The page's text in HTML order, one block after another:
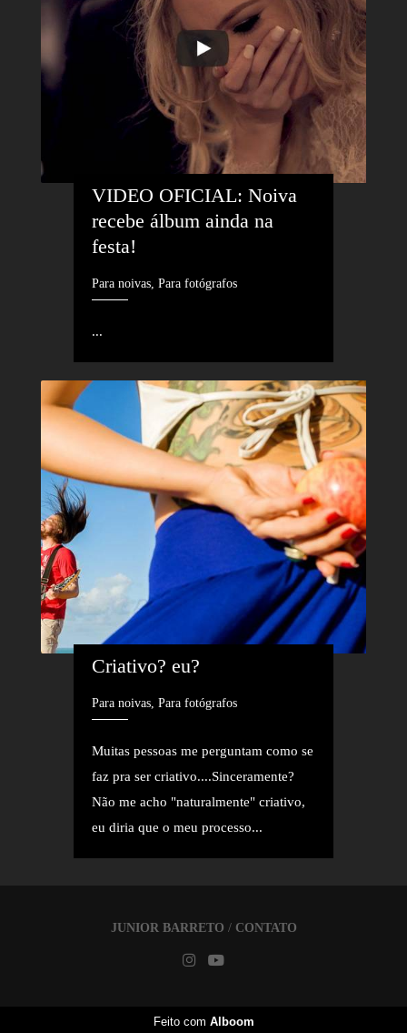
VIDEO OFICIAL: Noiva
recebe álbum ainda na
festa!
Para noivas, Para fotógrafos
...
Criativo? eu?
Para noivas, Para fotógrafos
Muitas pessoas me perguntam como se
faz pra ser criativo....Sinceramente?
Não me acho "naturalmente" criativo,
eu diria que o meu processo...
JUNIOR BARRETO / CONTATO
Feito com Alboom